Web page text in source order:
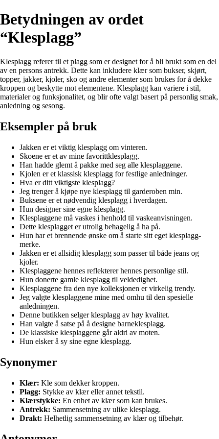
Betydningen av ordet
“Klesplagg”
Klesplagg referer til et plagg som er designet for å bli brukt som en del
av en persons antrekk. Dette kan inkludere klær som bukser, skjørt,
topper, jakker, kjoler, sko og andre elementer som brukes for å dekke
kroppen og beskytte mot elementene. Klesplagg kan variere i stil,
materialer og funksjonalitet, og blir ofte valgt basert på personlig smak,
anledning og sesong.
Eksempler på bruk
Jakken er et viktig klesplagg om vinteren.
Skoene er et av mine favorittklesplagg.
Han hadde glemt å pakke med seg alle klesplaggene.
Kjolen er et klassisk klesplagg for festlige anledninger.
Hva er ditt viktigste klesplagg?
Jeg trenger å kjøpe nye klesplagg til garderoben min.
Buksene er et nødvendig klesplagg i hverdagen.
Hun designer sine egne klesplagg.
Klesplaggene må vaskes i henhold til vaskeanvisningen.
Dette klesplagget er utrolig behagelig å ha på.
Hun har et brennende ønske om å starte sitt eget klesplagg-
merke.
Jakken er et allsidig klesplagg som passer til både jeans og
kjoler.
Klesplaggene hennes reflekterer hennes personlige stil.
Hun donerte gamle klesplagg til veldedighet.
Klesplaggene fra den nye kolleksjonen er virkelig trendy.
Jeg valgte klesplaggene mine med omhu til den spesielle
anledningen.
Denne butikken selger klesplagg av høy kvalitet.
Han valgte å satse på å designe barneklesplagg.
De klassiske klesplaggene går aldri av moten.
Hun elsker å sy sine egne klesplagg.
Synonymer
Klær: Kle som dekker kroppen.
Plagg: Stykke av klær eller annet tekstil.
Klærstykke: En enhet av klær som kan brukes.
Antrekk: Sammensetning av ulike klesplagg.
Drakt: Helhetlig sammensetning av klær og tilbehør.